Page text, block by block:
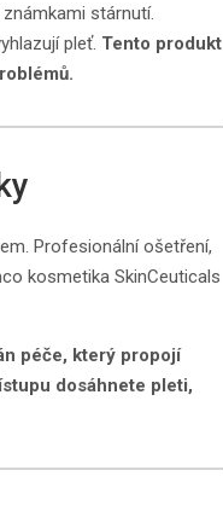
stárnutí.
pleť. Tento produkt
Profesionální ošetření,
kosmetika SkinCeuticals
péče, který propojí
dosáhnete pleti,